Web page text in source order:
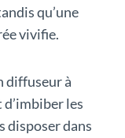
qu’une
vivifie.
diffuseur à
les
disposer dans